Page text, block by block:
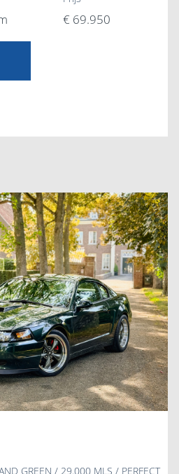
€ 69.950
GREEN / 29.000 MLS / PERFECT